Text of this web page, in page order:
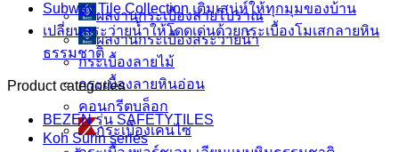
ผลงานกระเบื้องลายโบราณ
ผลงานกระเบื้องสระว่ายนํ้า
กระเบื้องลายไม้
กระเบื้องลายหินอ่อน
คอนกรีตบล็อก
กระเบื้องเคนไซ
Subway Tile Collection เติมเสน่ห์ให้ทุกมุมของบ้าน
เปลี่ยนสระว่ายน้ำให้โดดเด่นด้วยกระเบื้องโมเสกลายหิน
ธรรมชาติ
Product categories
BEZEN รุ่น SAFETYTILES
Koh Surin series